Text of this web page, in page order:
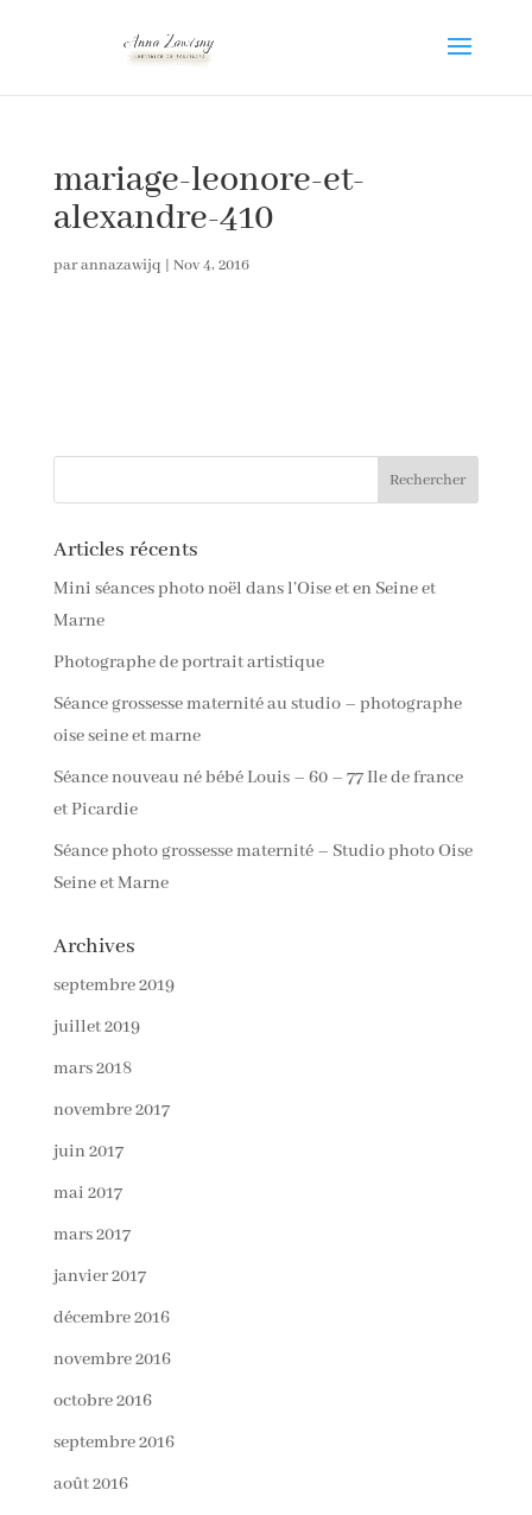
mariage-leonore-et-
alexandre-410
parannazawijq | Nov 4, 2016
Articles récents
Mini séances photo noël dans l’Oise et en Seine et
Marne
Photographe de portrait artistique
Séance grossesse maternité au studio – photographe
oise seine et marne
Séance nouveau né bébé Louis – 60 – 77 Ile de france
et Picardie
Séance photo grossesse maternité – Studio photo Oise
Seine et Marne
Archives
septembre 2019
juillet 2019
mars 2018
novembre 2017
juin 2017
mai 2017
mars 2017
janvier 2017
décembre 2016
novembre 2016
octobre 2016
septembre 2016
août 2016